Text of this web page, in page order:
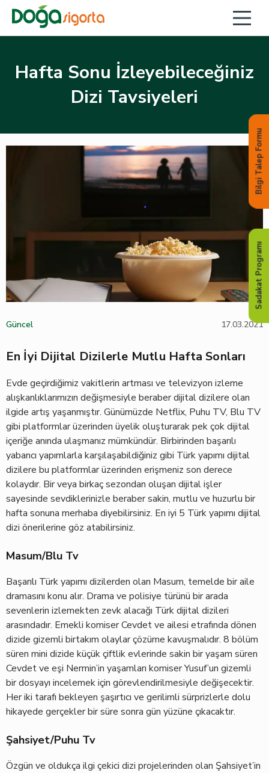
Hafta Sonu İzleyebileceğiniz
Dizi Tavsiyeleri
Güncel 17.03.2021
En İyi Dijital Dizilerle Mutlu Hafta Sonları
Evde geçirdiğimiz vakitlerin artması ve televizyon izleme
alışkanlıklarımızın değişmesiyle beraber dijital dizilere olan
ilgide artış yaşanmıştır. Günümüzde Netflix, Puhu TV, Blu TV
gibi platformlar üzerinden üyelik oluşturarak pek çok dijital
içeriğe anında ulaşmanız mümkündür. Birbirinden başarılı
yabancı yapımlarla karşılaşabildiğiniz gibi Türk yapımı dijital
dizilere bu platformlar üzerinden erişmeniz son derece
kolaydır. Bir veya birkaç sezondan oluşan dijital işler
sayesinde sevdiklerinizle beraber sakin, mutlu ve huzurlu bir
hafta sonuna merhaba diyebilirsiniz. En iyi 5 Türk yapımı dijital
dizi önerilerine göz atabilirsiniz.
Masum/Blu Tv
Başarılı Türk yapımı dizilerden olan Masum, temelde bir aile
dramasını konu alır. Drama ve polisiye türünü bir arada
sevenlerin izlemekten zevk alacağı Türk dijital dizileri
arasındadır. Emekli komiser Cevdet ve ailesi etrafında dönen
dizide gizemli birtakım olaylar çözüme kavuşmalıdır. 8 bölüm
süren mini dizide küçük çiftlik evlerinde sakin bir yaşam süren
Cevdet ve eşi Nermin’in yaşamları komiser Yusuf’un gizemli
bir dosyayı incelemek için görevlendirilmesiyle değişecektir.
Her iki tarafı bekleyen şaşırtıcı ve gerilimli sürprizlerle dolu
hikayede gerçekler bir süre sonra gün yüzüne çıkacaktır.
Şahsiyet/Puhu Tv
Özgün ve oldukça ilgi çekici dizi projelerinden olan Şahsiyet’in
Bilgi Talep Formu
Sadakat Programı